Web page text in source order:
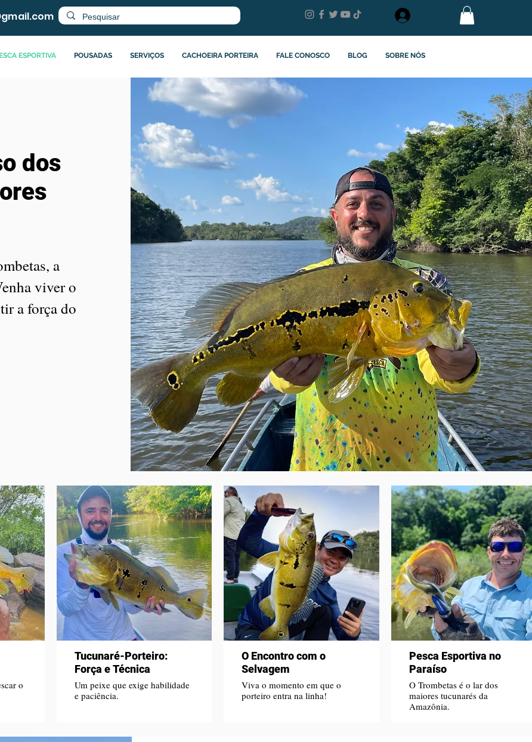
ESPORTIVA POUSADAS SERVIÇOS CACHOEIRA PORTEIRA FALE CONOSCO BLOG SOBRE NÓS
dos
a
viver o
a força do
o
Tucunaré-Porteiro:
Força e Técnica
Um peixe que exige habilidade
e paciência.
O Encontro com o
Selvagem
Viva o momento em que o
porteiro entra na linha!
Pesca Esportiva no
Paraíso
O Trombetas é o lar dos
maiores tucunarés da
Amazônia.